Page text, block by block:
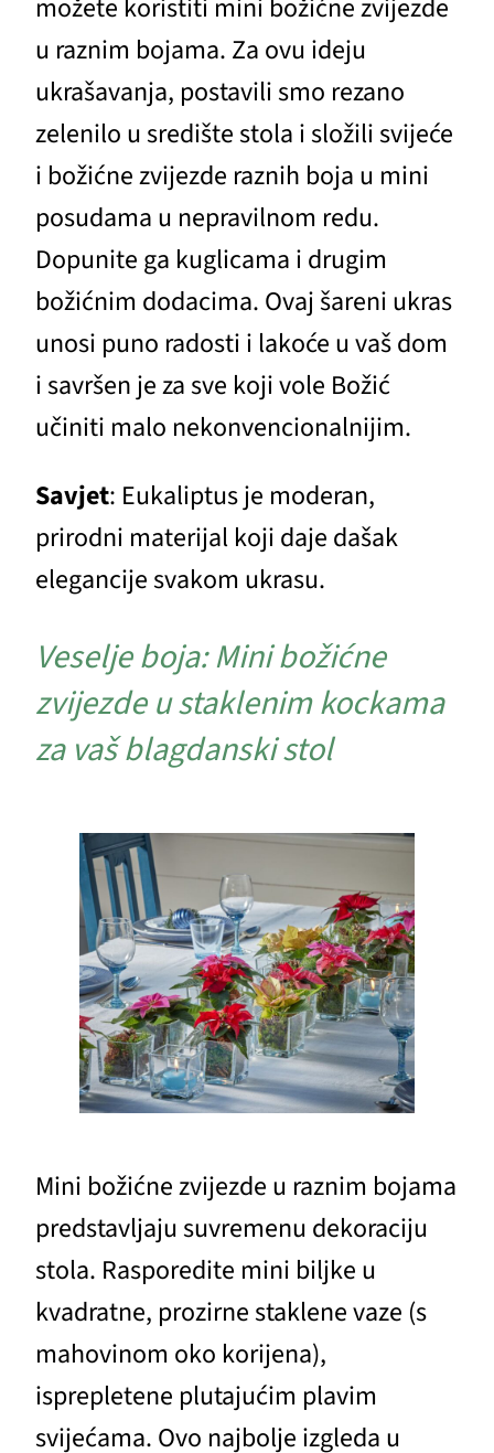
možete koristiti mini božićne zvijezde
u raznim bojama. Za ovu ideju
ukrašavanja, postavili smo rezano
zelenilo u središte stola i složili svijeće
i božićne zvijezde raznih boja u mini
posudama u nepravilnom redu.
Dopunite ga kuglicama i drugim
božićnim dodacima. Ovaj šareni ukras
unosi puno radosti i lakoće u vaš dom
i savršen je za sve koji vole Božić
učiniti malo nekonvencionalnijim.
Savjet: Eukaliptus je moderan,
prirodni materijal koji daje dašak
elegancije svakom ukrasu.
Veselje boja: Mini božićne
zvijezde u staklenim kockama
za vaš blagdanski stol
Mini božićne zvijezde u raznim bojama
predstavljaju suvremenu dekoraciju
stola. Rasporedite mini biljke u
kvadratne, prozirne staklene vaze (s
mahovinom oko korijena),
isprepletene plutajućim plavim
svijećama. Ovo najbolje izgleda u